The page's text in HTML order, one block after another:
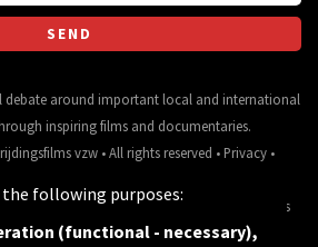
debate around important local and international
inspiring films and documentaries.
vzw • All rights reserved • Privacy•
for movie data and images:
General terms
and conditions
the following purposes:
(functional - necessary),